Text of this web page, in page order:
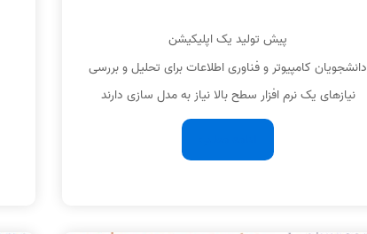
پیش تولید یک اپلیکیشن
دانشجویان کامپیوتر و فناوری اطلاعات برای تحلیل و بررسی
نیازهای یک نرم افزار سطح بالا نیاز به مدل سازی دارند